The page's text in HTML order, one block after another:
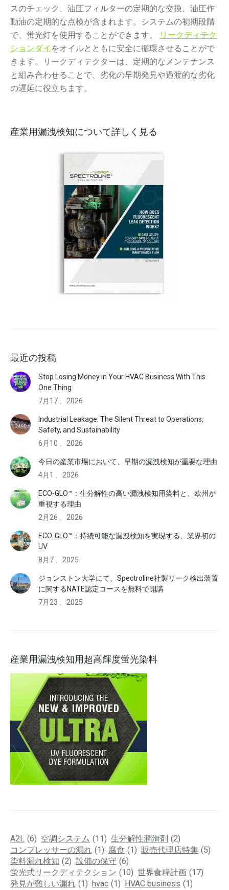
スのチェック、油圧フィルターの定期的な交換、油圧作
動油の定期的な点検が含まれます。システムの初期段階
で、蛍光灯を使用することができます。
リークディテク
ションダイ をオイルとともに安全に循環させることがで
きます。リークディテクターは、定期的なメンテナンス
と組み合わせることで、劣化の早期発見や過渡的な劣化
の遅延に役立ちます。
産業用漏洩検知について詳しく見る
最近の投稿
Stop Losing Money in Your HVAC Business With This
One Thing
7月17 、2026
Industrial Leakage: The Silent Threat to Operations,
Safety, and Sustainability
6月10 、2026
今日の産業市場において、早期の漏洩検知が重要な理由
4月1 、2026
ECO-GLO™：生分解性の高い漏洩検知用染料と、欧州が
重視する理由
2月26 、2026
ECO-GLO™：持続可能な漏洩検知を実現する、業界初の
UV
8月7 、2025
ジョンストン大学にて、Spectroline社製リーク検出装置
に関するNATE認定コースを無料で開講
7月23 、2025
産業用漏洩検知用超高輝度蛍光染料
A2L (6) 空調システム (11) 生分解性潤滑剤 (2)
コンプレッサーの漏れ (1) 腐食 (1) 販売代理店特集 (5)
染料漏れ検知 (2) 設備の保守 (6)
蛍光式リークディテクション (10) 世界食糧計画 (17)
発見が難しい漏れ (1) hvac (1) HVAC business (1)